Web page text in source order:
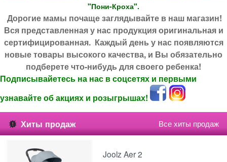
"Пони-Кроха".
Дорогие мамы почаще заглядывайте в наш магазин!
Вся представленная у нас продукция оригинальная и
сертифицированная. Каждый день у нас появляются
новые товары высокого качества, и Вы обязательно
подберете что-нибудь для своего ребенка!
Подписывайетесь на нас в соцсетях и первыми
узнавайте об акциях и розыгрышах!
Хиты продаж Все хиты продаж
Joolz Aer 2